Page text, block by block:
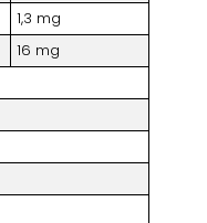
1,3 mg
16 mg